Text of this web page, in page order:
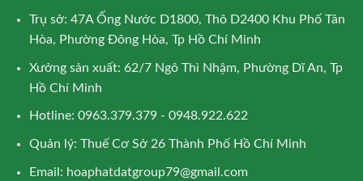
Trụ sở: 47A Ống Nước D1800, Thô D2400 Khu Phố Tân
Hòa, Phường Đông Hòa, Tp Hồ Chí Minh
Xưởng sản xuất: 62/7 Ngô Thì Nhậm, Phường Dĩ An, Tp
Hồ Chí Minh
Hotline: 0963.379.379 - 0948.922.622
Quản lý: Thuế Cơ Sở 26 Thành Phố Hồ Chí Minh
Email: hoaphatdatgroup79@gmail.com